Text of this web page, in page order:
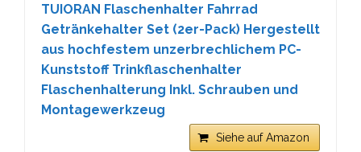
TUIORAN Flaschenhalter Fahrrad
Getränkehalter Set (2er-Pack) Hergestellt
aus hochfestem unzerbrechlichem PC-
Kunststoff Trinkflaschenhalter
Flaschenhalterung Inkl. Schrauben und
Montagewerkzeug
Siehe auf Amazon